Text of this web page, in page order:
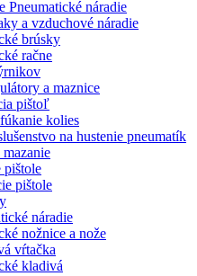
Pneumatické náradie
a vzduchové náradie
brúsky
račne
a maznice
pištoľ
kolies
na hustenie pneumatík
pištole
pištole
náradie
nožnice a nože
vŕtačka
kladivá